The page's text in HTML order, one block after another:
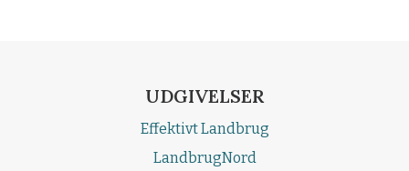
UDGIVELSER
Effektivt Landbrug
LandbrugNord